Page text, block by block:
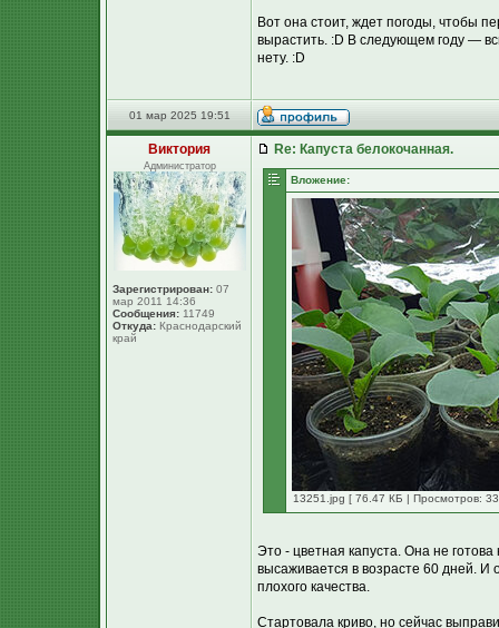
Вот она стоит, ждет погоды, чтобы
вырастить. :D В следующем году —
нету. :D
01 мар 2025 19:51
Виктория
Администратор
Зарегистрирован: 07
мар 2011 14:36
Сообщения: 11749
Откуда: Краснодарский
край
Re: Капуста белокочанная.
Вложение:
13251.jpg [ 76.47 КБ | Просмотров:
Это - цветная капуста. Она не
высаживается в возрасте 60 дней. И
плохого качества.
Стартовала криво, но сейчас